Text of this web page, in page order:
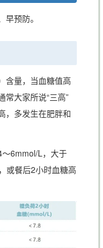
预防。
含量，当血糖值高
常大家所说“三高”
，多发生在肥胖和
6mmol/L，大于
或餐后2小时血糖高